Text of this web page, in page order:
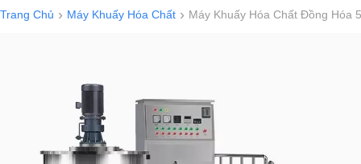
Trang Chủ › Máy Khuấy Hóa Chất › Máy Khuấy Hóa Chất Đồng Hóa